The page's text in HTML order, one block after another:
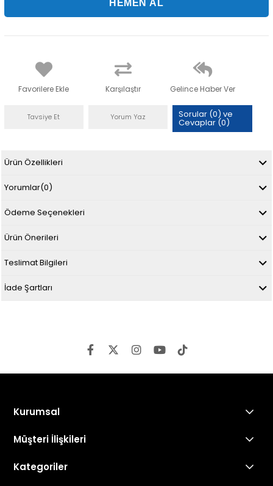
Favorilere Ekle Karşılaştır Gelince Haber Ver
Tavsiye Et Yorum Yaz Sorular (0) ve
Cevaplar (0)
Ürün Özellikleri
Yorumlar(0)
Ödeme Seçenekleri
Ürün Önerileri
Teslimat Bilgileri
İade Şartları
Kurumsal
Müşteri İlişkileri
Kategoriler